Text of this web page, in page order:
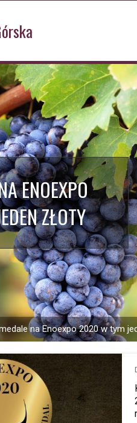
ENOEXPO
ZŁOTY
na Enoexpo 2020 w tym